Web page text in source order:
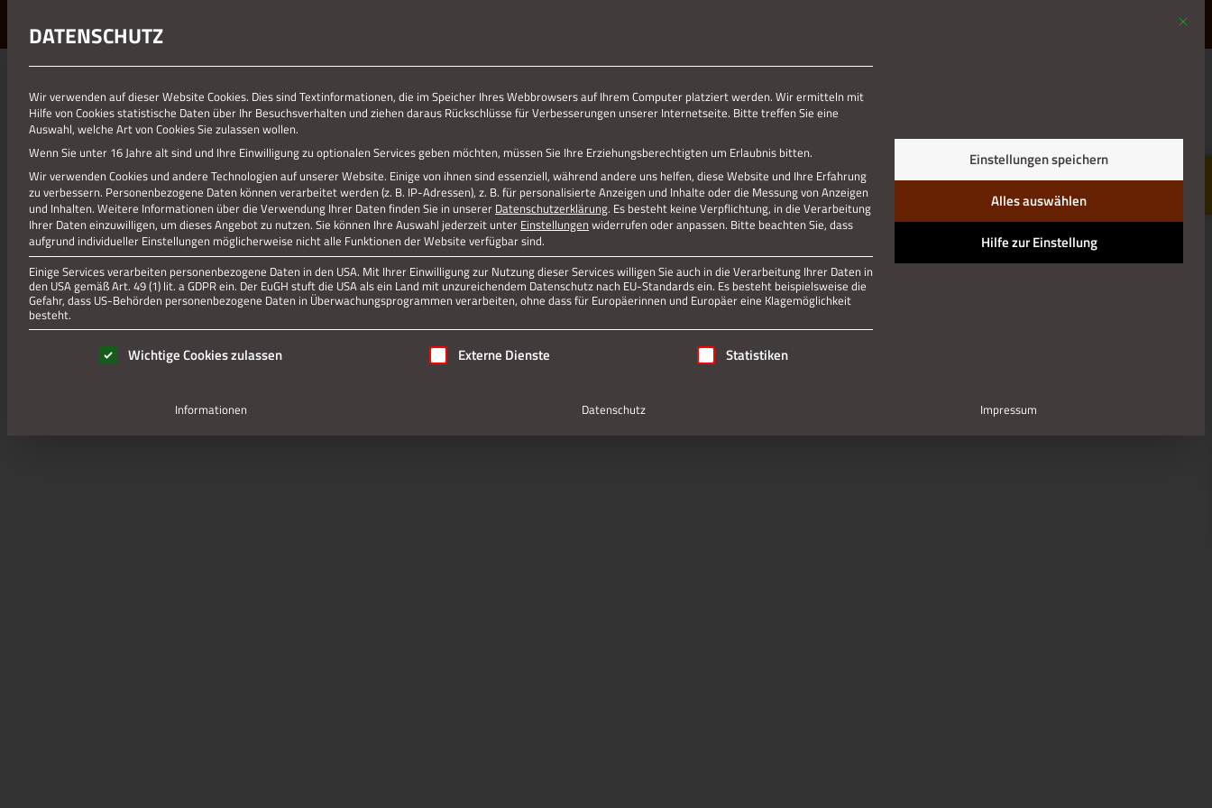
Jetzt teilen
Datenschutz Impressum
Mit
DATENSCHUTZ
Wir verwenden auf dieser Website Cookies. Dies sind Textinformationen, die im Speicher Ihres Webbrowsers auf Ihrem Computer platziert werden. Wir ermitteln mit
Hilfe von Cookies statistische Daten über Ihr Besuchsverhalten und ziehen daraus Rückschlüsse für Verbesserungen unserer Internetseite. Bitte treffen Sie eine
Auswahl, welche Art von Cookies Sie zulassen wollen.
Wenn Sie unter 16 Jahre alt sind und Ihre Einwilligung zu optionalen Services geben möchten, müssen Sie Ihre Erziehungsberechtigten um Erlaubnis bitten.
Wir verwenden Cookies und andere Technologien auf unserer Website. Einige von ihnen sind essenziell, während andere uns helfen, diese Website und Ihre Erfahrung
zu verbessern. Personenbezogene Daten können verarbeitet werden (z. B. IP-Adressen), z. B. für personalisierte Anzeigen und Inhalte oder die Messung von Anzeigen
und Inhalten. Weitere Informationen über die Verwendung Ihrer Daten finden Sie in unserer Datenschutzerklärung. Es besteht keine Verpflichtung, in die Verarbeitung
Ihrer Daten einzuwilligen, um dieses Angebot zu nutzen. Sie können Ihre Auswahl jederzeit unter Einstellungen widerrufen oder anpassen. Bitte beachten Sie, dass
aufgrund individueller Einstellungen möglicherweise nicht alle Funktionen der Website verfügbar sind.
Einige Services verarbeiten personenbezogene Daten in den USA. Mit Ihrer Einwilligung zur Nutzung dieser Services willigen Sie auch in die Verarbeitung Ihrer Daten in
den USA gemäß Art. 49 (1) lit. a GDPR ein. Der EuGH stuft die USA als ein Land mit unzureichendem Datenschutz nach EU-Standards ein. Es besteht beispielsweise die
Gefahr, dass US-Behörden personenbezogene Daten in Überwachungsprogrammen verarbeiten, ohne dass für Europäerinnen und Europäer eine Klagemöglichkeit
besteht.
Es folgt eine Liste der Service-Gruppen, für die eine Einwilligung erteilt werden kann. Die erste Service-Gruppe ist essenziell und kann nicht abgewählt werden.
Wichtige Cookies zulassen Externe Dienste Statistiken
Einstellungen speichern
Alles auswählen
Hilfe zur Einstellung
Informationen Datenschutz Impressum